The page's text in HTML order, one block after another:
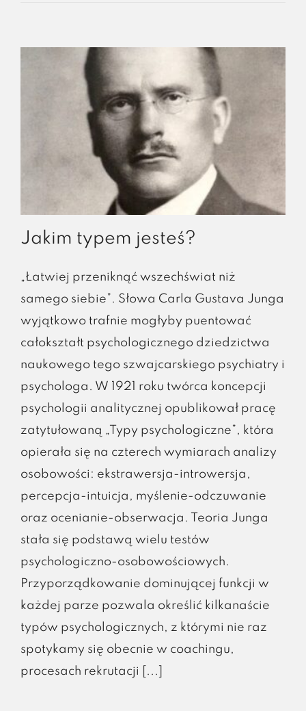
Jakim typem jesteś?
„Łatwiej przeniknąć wszechświat niż
samego siebie”. Słowa Carla Gustava Junga
wyjątkowo trafnie mogłyby puentować
całokształt psychologicznego dziedzictwa
naukowego tego szwajcarskiego psychiatry i
psychologa. W 1921 roku twórca koncepcji
psychologii analitycznej opublikował pracę
zatytułowaną „Typy psychologiczne”, która
opierała się na czterech wymiarach analizy
osobowości: ekstrawersja-introwersja,
percepcja-intuicja, myślenie-odczuwanie
oraz ocenianie-obserwacja. Teoria Junga
stała się podstawą wielu testów
psychologiczno-osobowościowych.
Przyporządkowanie dominującej funkcji w
każdej parze pozwala określić kilkanaście
typów psychologicznych, z którymi nie raz
spotykamy się obecnie w coachingu,
procesach rekrutacji [...]